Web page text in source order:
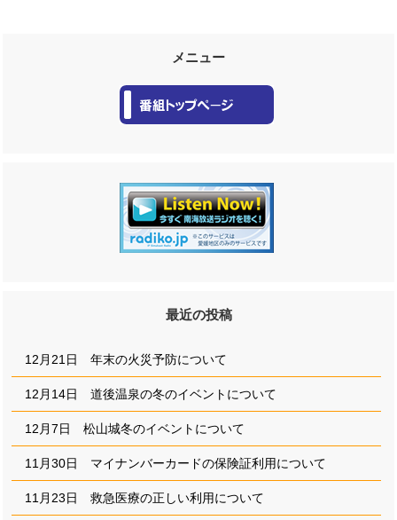
メニュー
最近の投稿
12月21日 年末の火災予防について
12月14日 道後温泉の冬のイベントについて
12月7日 松山城冬のイベントについて
11月30日 マイナンバーカードの保険証利用について
11月23日 救急医療の正しい利用について